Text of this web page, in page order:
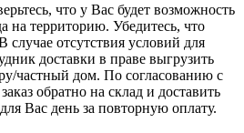
что у Вас будет возможность
на территорию. Убедитесь, что
случае отсутствия условий для
доставки в праве выгрузить
частный дом. По согласованию с
обратно на склад и доставить
Вас день за повторную оплату.